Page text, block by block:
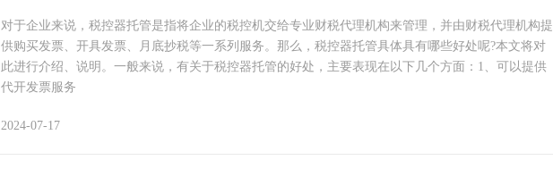
对于企业来说，税控器托管是指将企业的税控机交给专业财税代理机构来管理，并由财税代理机构提
供购买发票、开具发票、月底抄税等一系列服务。那么，税控器托管具体具有哪些好处呢?本文将对
此进行介绍、说明。一般来说，有关于税控器托管的好处，主要表现在以下几个方面：1、可以提供
代开发票服务
2024-07-17